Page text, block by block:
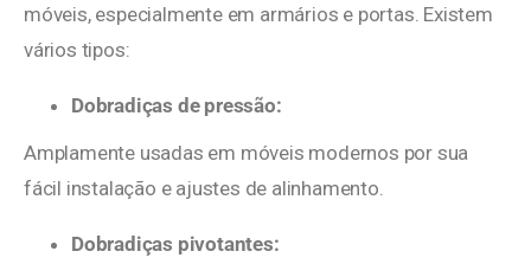
móveis, especialmente em armários e portas. Existem
vários tipos:
Dobradiças de pressão:
Amplamente usadas em móveis modernos por sua
fácil instalação e ajustes de alinhamento.
Dobradiças pivotantes: